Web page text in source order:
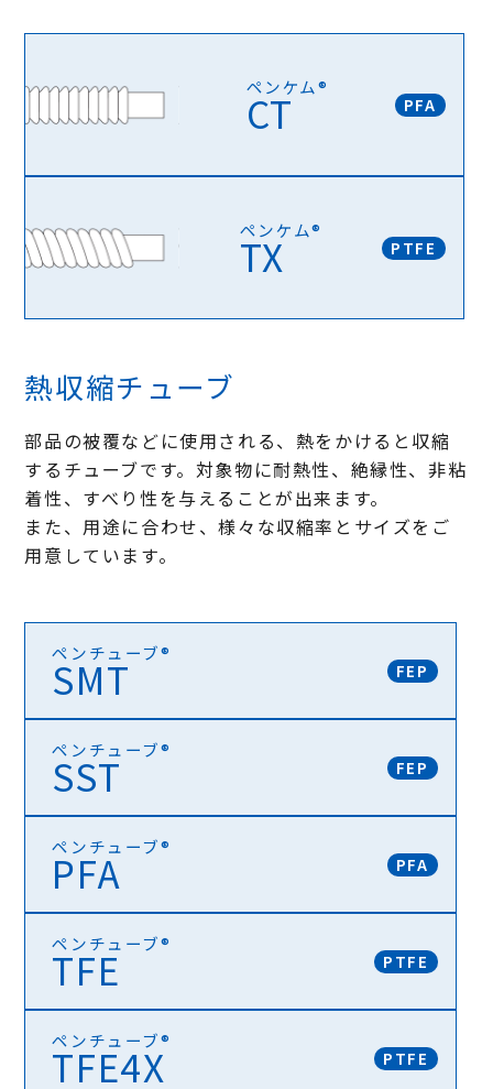
ペンケム®
CT PFA
ペンケム®CT
いチューブです。
ペンケム®
TX PTFE
蛇腹部分を螺旋にすることで、液溜まりをしにくくしたチ
ューブです。
熱収縮チューブ
部品の被覆などに使用される、熱をかけると収縮
するチューブです。対象物に耐熱性、絶縁性、非粘
着性、すべり性を与えることが出来ます。
また、用途に合わせ、様々な収縮率とサイズをご
用意しています。
ペンチューブ®
SMT FEP
ペンチューブ® SMT
低温で加工しやすく、多用途に対応できる標準的な熱収
縮チューブ
ペンチューブ®
SST FEP
ペンチューブ® SST
高収縮率で複雑形状に対応する熱収縮チューブ
ペンチューブ®
PFA PFA
ペンチューブ® PFA
高温環境でも優れたすべり性を持ち、形状保持に強い熱
収縮チューブ
ペンチューブ®
TFE PTFE
ペンチューブ®
TFE4X PTFE